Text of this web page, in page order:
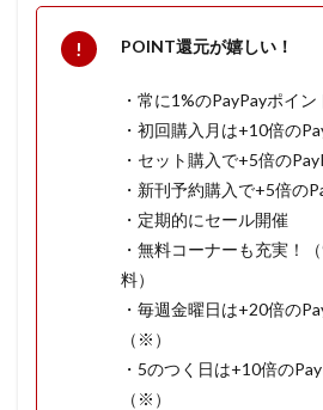
POINT還元が嬉しい！
・常に1%のPayPayポイ
・初回購入月は+10倍の
・セット購入で+5倍の
・新刊予約購入で+5倍の
・定期的にセール開催
・無料コーナーも充実！
料）
・毎週金曜日は+20倍の
（※）
・5のつく日は+10倍の
（※）